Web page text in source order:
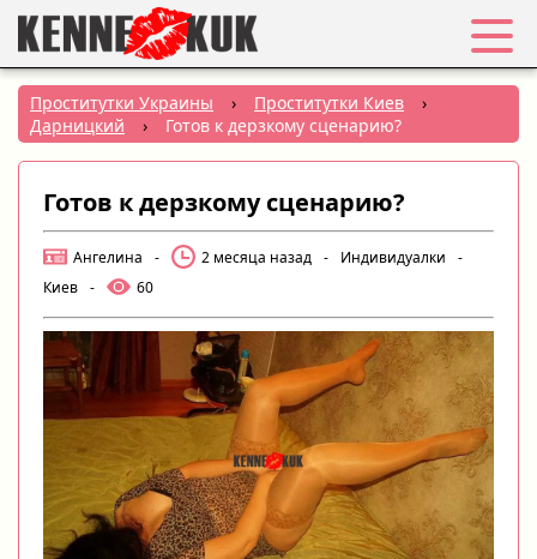
Избранное
Вход
Регистрация
Города:
РУС|
УКР
Создать объявление
Проститутки Украины › Проститутки Киев
›
Дарницкий
› Готов к дерзкому сценарию?
Готов к дерзкому сценарию?
Ангелина - 2 месяца назад - Индивидуалки
-
Киев - 60